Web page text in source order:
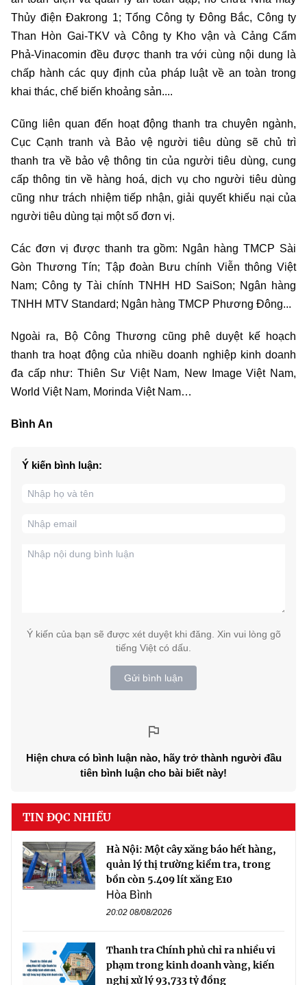
Thủy điện Đakrong 1; Tổng Công ty Đông Bắc, Công ty
Than Hòn Gai-TKV và Công ty Kho vận và Cảng Cẩm
Phả-Vinacomin đều được thanh tra với cùng nội dung là
chấp hành các quy định của pháp luật về an toàn trong
khai thác, chế biến khoảng sản....
Cũng liên quan đến hoạt động thanh tra chuyên ngành,
Cục Cạnh tranh và Bảo vệ người tiêu dùng sẽ chủ trì
thanh tra về bảo vệ thông tin của người tiêu dùng, cung
cấp thông tin về hàng hoá, dịch vụ cho người tiêu dùng
cũng như trách nhiệm tiếp nhận, giải quyết khiếu nại của
người tiêu dùng tại một số đơn vị.
Các đơn vị được thanh tra gồm: Ngân hàng TMCP Sài
Gòn Thương Tín; Tập đoàn Bưu chính Viễn thông Việt
Nam; Công ty Tài chính TNHH HD SaiSon; Ngân hàng
TNHH MTV Standard; Ngân hàng TMCP Phương Đông...
Ngoài ra, Bộ Công Thương cũng phê duyệt kế hoạch
thanh tra hoạt động của nhiều doanh nghiệp kinh doanh
đa cấp như: Thiên Sư Việt Nam, New Image Việt Nam,
World Việt Nam, Morinda Việt Nam…
Bình An
Ý kiến bình luận:
Ý kiến của bạn sẽ được xét duyệt khi đăng. Xin vui lòng gõ
tiếng Việt có dấu.
Gửi bình luận
Hiện chưa có bình luận nào, hãy trở thành người đầu
tiên bình luận cho bài biết này!
TIN ĐỌC NHIỀU
Hà Nội: Một cây xăng báo hết hàng,
quản lý thị trường kiểm tra, trong
bồn còn 5.409 lít xăng E10
Hòa Bình
20:02 08/08/2026
Thanh tra Chính phủ chỉ ra nhiều vi
phạm trong kinh doanh vàng, kiến
nghị xử lý 93,733 tỷ đồng